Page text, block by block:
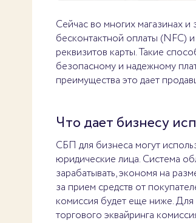
Сейчас во многих магазинах
бесконтактной оплаты (NFC)
реквизитов карты. Такие
безопасному и надежному
преимущества это дает
Что дает бизнесу
СБП для бизнеса могут
юридические лица. Система
зарабатывать, экономя на
за прием средств от
комиссия будет еще ниже.
торгового эквайринга